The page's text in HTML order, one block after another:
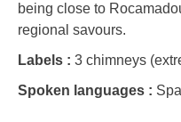
being close to
regional savours.
Labels : 3 chimneys
Spoken languages :